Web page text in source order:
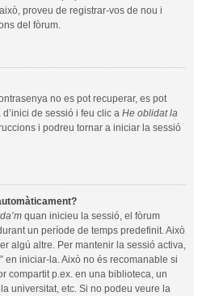
proveu de registrar-vos de nou i
del fòrum.
no es pot recuperar, es pot
de sessió i feu clic a He oblidat la
i podreu tornar a iniciar la sessió
quan inicieu la sessió, el fòrum
un període de temps predefinit. Això
algú altre. Per mantenir la sessió activa,
en iniciar-la. Això no és recomanable si
compartit p.ex. en una biblioteca, un
universitat, etc. Si no podeu veure la